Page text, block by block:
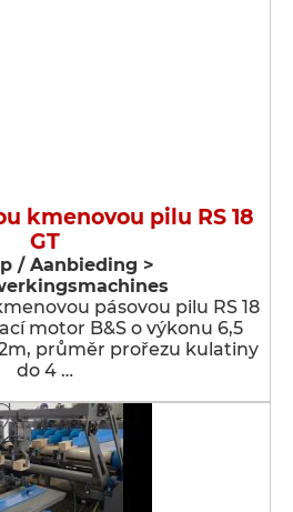
kmenovou pilu RS 18
GT
/ Aanbieding >
pásovou pilu RS 18
motor B&S o výkonu 6,5
průměr prořezu kulatiny
do 4 …